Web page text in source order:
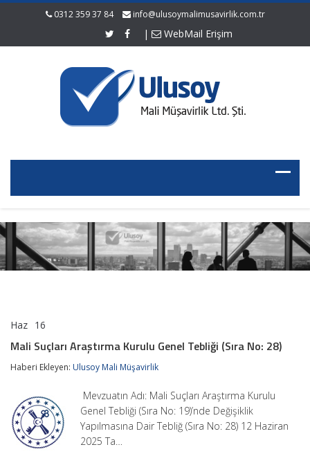
0312 359 37 84 info@ulusoymalimusavirlik.com.tr
| WebMail Erişim
Haz 16
Araştırma
Genel
No:
28)
için
Mali Suçları Araştırma Kurulu Genel Tebliği (Sıra No: 28)
Haberi Ekleyen: Ulusoy Mali Müşavirlik
Mevzuatın Adı: Mali Suçları Araştırma Kurulu
Genel Tebliği (Sıra No: 19)’nde Değişiklik
Yapılmasına Dair Tebliğ (Sıra No: 28) 12 Haziran
2025 Ta…